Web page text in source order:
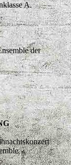
A.
der